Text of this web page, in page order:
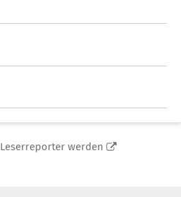
Leserreporter werden